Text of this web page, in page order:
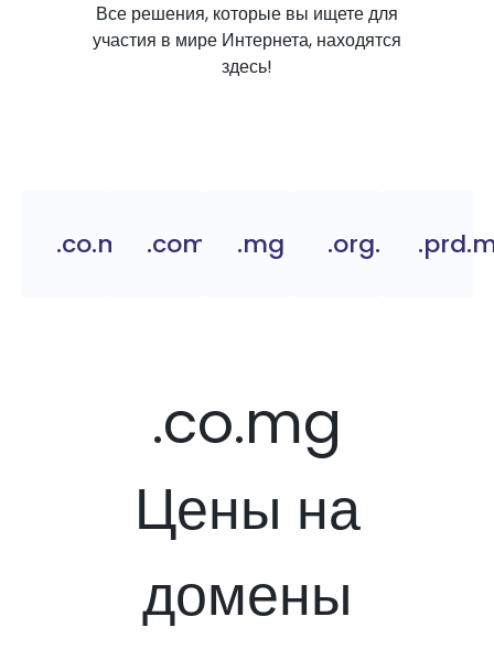
Все решения, которые вы ищете для
участия в мире Интернета, находятся
здесь!
.co.mg .com.mg.mg .org.mg
.co.mg
Цены на
домены